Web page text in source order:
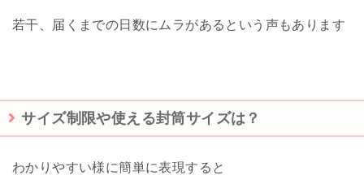
若干、届くまでの日数にムラがあるという声もあります
サイズ制限や使える封筒サイズは？
わかりやすい様に簡単に表現すると